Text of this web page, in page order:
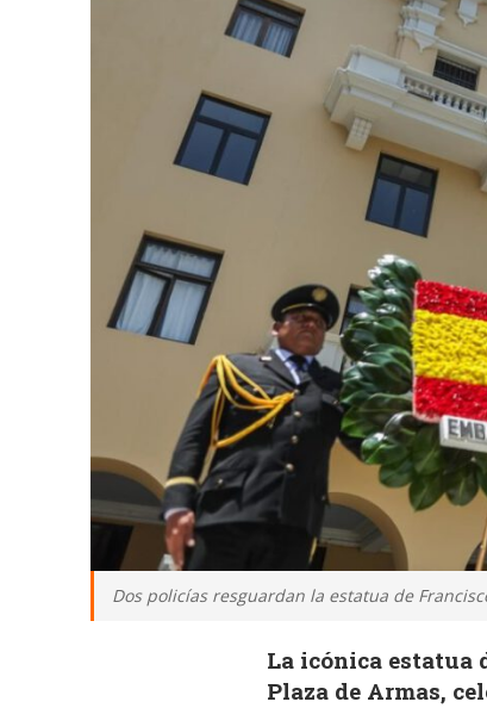
Dos policías resguardan la estatua de
La icónica estatua
Plaza de Armas,